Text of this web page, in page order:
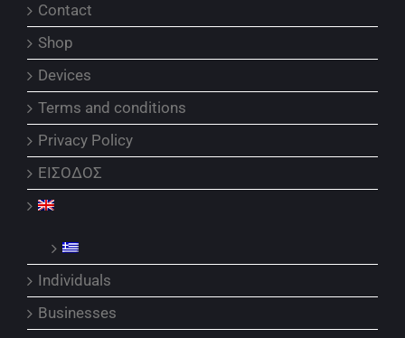
Contact
Shop
Devices
Terms and conditions
Privacy Policy
ΕΙΣΟΔΟΣ
Individuals
Businesses